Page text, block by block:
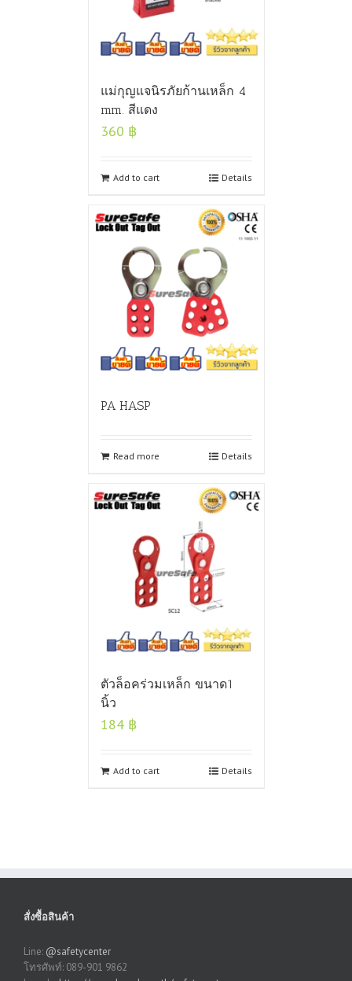
แม่กุญแจนิรภัยก้านเหล็ก 4
mm. สีแดง
360 ฿
Add to cart Details
PA HASP
Read more Details
ตัวล็อคร่วมเหล็ก ขนาด1
นิ้ว
184 ฿
Add to cart Details
สั่งซื้อสินค้า
Line: @safetycenter
โทรศัพท์: 089-901 9862